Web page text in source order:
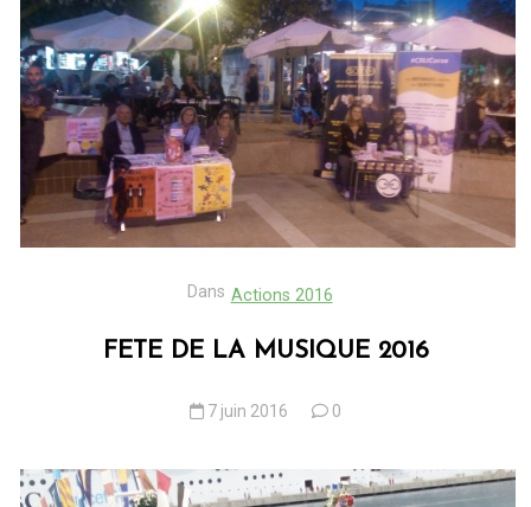
Dans Actions 2016
FETE DE LA MUSIQUE 2016
7 juin 2016 0